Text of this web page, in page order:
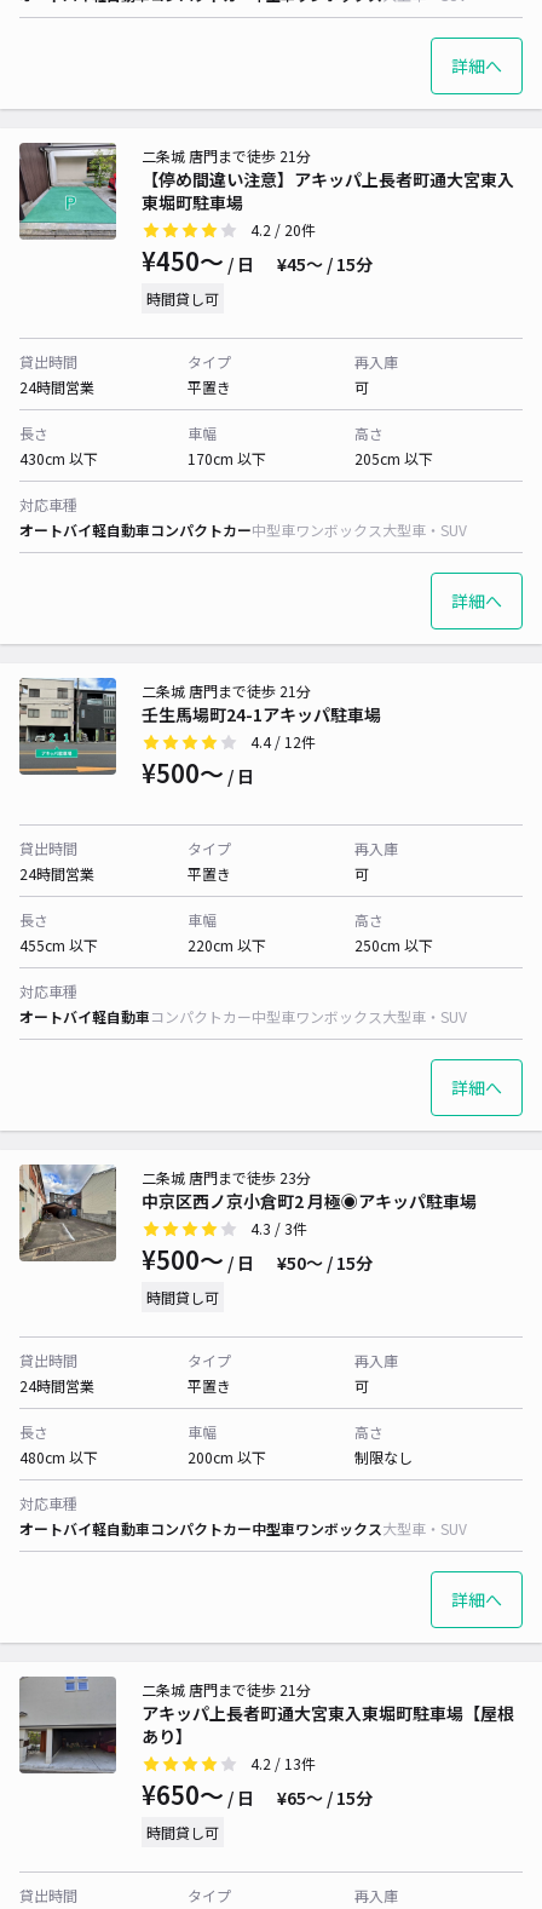
詳細へ
【停め間違い注意】アキッパ上長者町通大宮東入
東堀町駐車場
二条城 唐門まで徒歩 21分
4.2 / 20件
¥450〜 / 日 ¥45〜 / 15分
時間貸し可
貸出時間
24時間営業
タイプ
平置き
再入庫
可
長さ
430cm 以下
車幅
170cm 以下
高さ
205cm 以下
対応車種
オートバイ軽自動車コンパクトカー中型車ワンボックス大型車・SUV
詳細へ
壬生馬場町24-1アキッパ駐車場
二条城 唐門まで徒歩 21分
4.4/ 12件
¥500〜 / 日
貸出時間
24時間営業
タイプ
平置き
再入庫
可
長さ
455cm 以下
車幅
220cm 以下
高さ
250cm 以下
対応車種
オートバイ軽自動車コンパクトカー中型車ワンボックス大型車・SUV
詳細へ
中京区西ノ京小倉町2 月極◉アキッパ駐車場
二条城 唐門まで徒歩 23分
4.3 / 3件
¥500〜 / 日 ¥50〜 / 15分
時間貸し可
貸出時間
24時間営業
タイプ
平置き
再入庫
可
長さ
480cm 以下
車幅
200cm 以下
高さ
制限なし
対応車種
オートバイ軽自動車コンパクトカー中型車ワンボックス大型車・SUV
詳細へ
アキッパ上長者町通大宮東入東堀町駐車場【屋根
あり】
二条城 唐門まで徒歩 21分
4.2 / 13件
¥650〜 / 日 ¥65〜 / 15分
時間貸し可
貸出時間
タイプ
再入庫